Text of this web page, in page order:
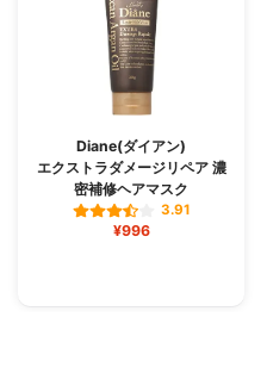
Diane(ダイアン)
エクストラダメージリペア 濃
密補修ヘアマスク
3.91
¥996